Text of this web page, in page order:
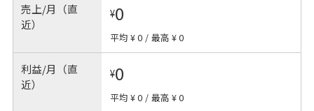
売上/月（直
近）
¥0
平均 ¥ 0 / 最高 ¥ 0
利益/月（直
近）
¥0
平均 ¥ 0 / 最高 ¥ 0